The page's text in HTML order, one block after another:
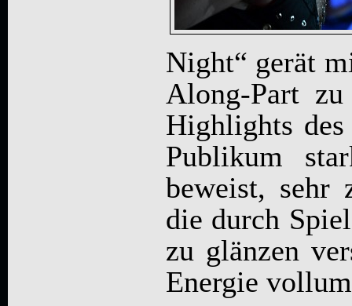
Night“ gerät
Along-Part
Highlights
Publikum
beweist, sehr
die durch
zu glänzen
Energie